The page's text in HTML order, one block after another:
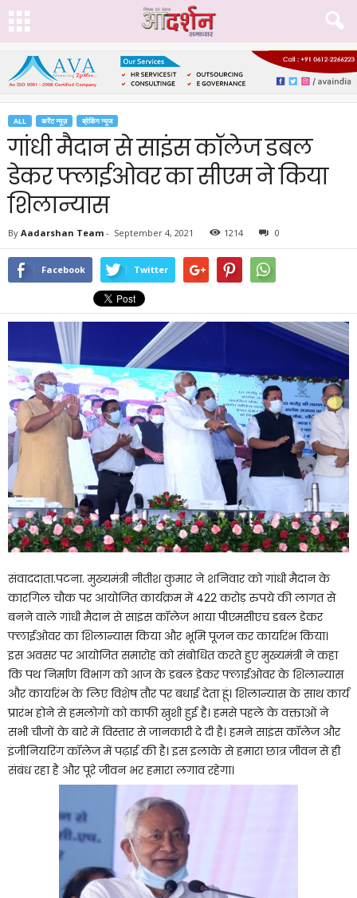
ALL करेंट न्यूज़ ब्रेकिंग न्यूज
गांधी मैदान से साइंस कॉलेज डबल
डेकर फ्लाईओवर का सीएम ने किया
शिलान्यास
By Aadarshan Team - September 4, 2021 1214 0
Facebook Twitter
संवाददाता.पटना. मुख्यमंत्री नीतीश कुमार ने शनिवार को गांधी मैदान के
कारगिल चौक पर आयोजित कार्यक्रम में 422 करोड़ रुपये की लागत से
बनने वाले गांधी मैदान से साइंस कॉलेज भाया पीएमसीएच डबल डेकर
फ्लाईओवर का शिलान्यास किया और भूमि पूजन कर कार्यारंभ किया।
इस अवसर पर आयोजित समारोह को संबोधित करते हुए मुख्यमंत्री ने कहा
कि पथ निर्माण विभाग को आज के डबल डेकर फ्लाईओवर के शिलान्यास
और कार्यारंभ के लिए विशेष तौर पर बधाई देता हूं। शिलान्यास के साथ कार्य
प्रारंभ होने से हमलोगों को काफी खुशी हुई है। हमसे पहले के वक्ताओं ने
सभी चीजों के बारे में विस्तार से जानकारी दे दी है। हमने साइंस कॉलेज और
इंजीनियरिंग कॉलेज में पढ़ाई की है। इस इलाके से हमारा छात्र जीवन से ही
संबंध रहा है और पूरे जीवन भर हमारा लगाव रहेगा।